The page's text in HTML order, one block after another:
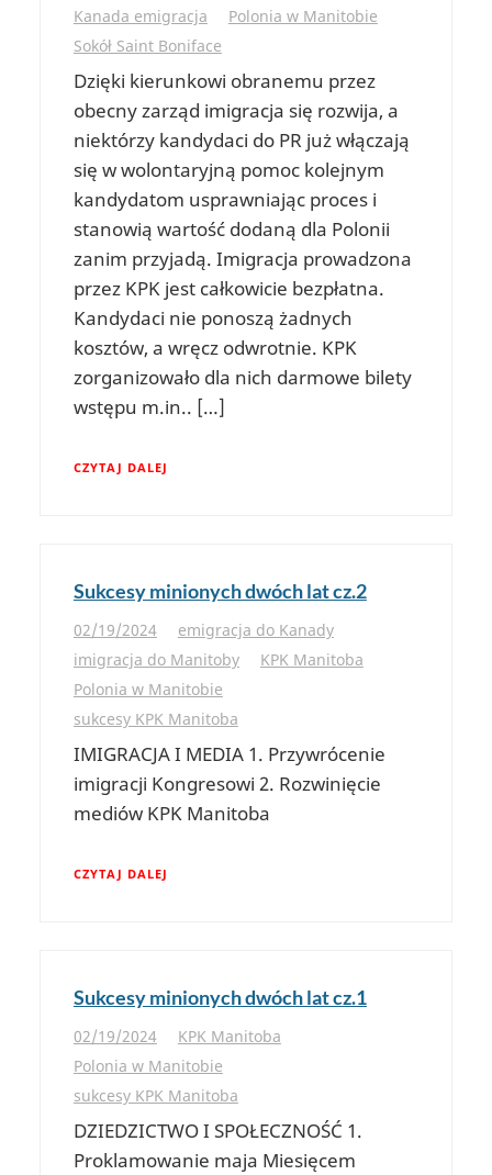
Kanada emigracja
Polonia w Manitobie
Sokół Saint Boniface
Dzięki kierunkowi obranemu przez
obecny zarząd imigracja się rozwija, a
niektórzy kandydaci do PR już włączają
się w wolontaryjną pomoc kolejnym
kandydatom usprawniając proces i
stanowią wartość dodaną dla Polonii
zanim przyjadą. Imigracja prowadzona
przez KPK jest całkowicie bezpłatna.
Kandydaci nie ponoszą żadnych
kosztów, a wręcz odwrotnie. KPK
zorganizowało dla nich darmowe bilety
wstępu m.in.. […]
CZYTAJ DALEJ
Sukcesy minionych dwóch lat cz.2
02/19/2024
emigracja do Kanady
imigracja do Manitoby
KPK Manitoba
Polonia w Manitobie
sukcesy KPK Manitoba
IMIGRACJA I MEDIA 1. Przywrócenie
imigracji Kongresowi 2. Rozwinięcie
mediów KPK Manitoba
CZYTAJ DALEJ
Sukcesy minionych dwóch lat cz.1
02/19/2024
KPK Manitoba
Polonia w Manitobie
sukcesy KPK Manitoba
DZIEDZICTWO I SPOŁECZNOŚĆ 1.
Proklamowanie maja Miesięcem